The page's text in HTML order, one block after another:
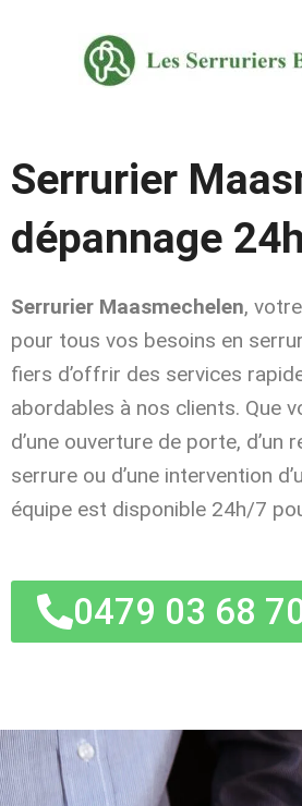
Serrurier
dépannage
Serrurier Maasmechelen,
pour tous vos besoins en
fiers d’offrir des services
abordables à nos clients. Que
d’une ouverture de porte, d’un
serrure ou d’une intervention
équipe est disponible 24h/7
0479 03 68